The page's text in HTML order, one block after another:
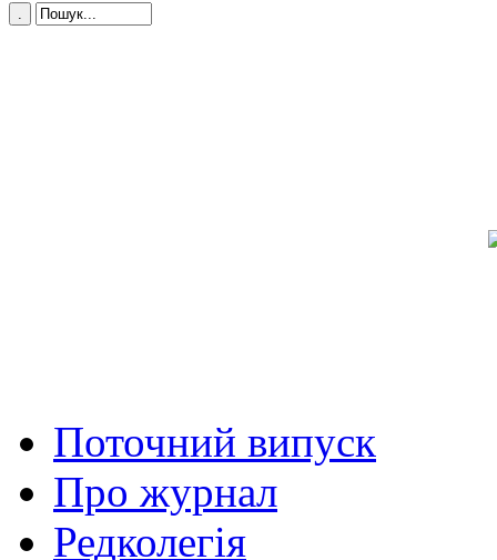
Поточний випуск
Про журнал
Редколегія